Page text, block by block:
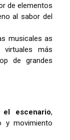
de elementos
al sabor del
musicales as
virtuales más
de grandes
escenario,
y movimiento